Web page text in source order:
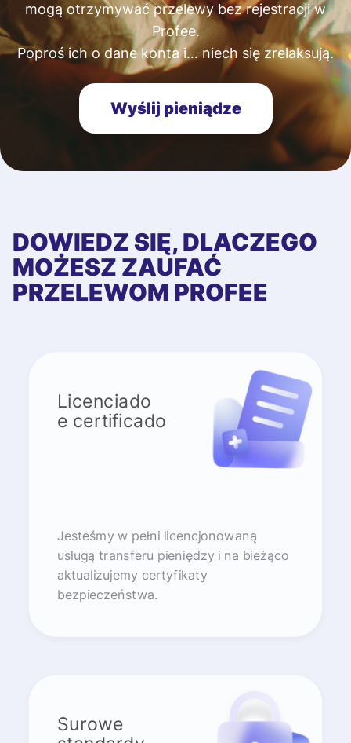
mogą otrzymywać przelewy bez rejestracji w
Profee.
Poproś ich o dane konta i… niech się zrelaksują.
Wyślij pieniądze
DOWIEDZ SIĘ, DLACZEGO
MOŻESZ ZAUFAĆ
PRZELEWOM PROFEE
Licenciado
e certificado
Jesteśmy w pełni licencjonowaną
usługą transferu pieniędzy i na bieżąco
aktualizujemy certyfikaty
bezpieczeństwa.
Surowe